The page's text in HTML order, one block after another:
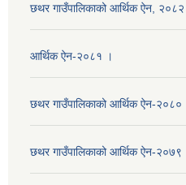
छथर गाउँपालिकाको आर्थिक ऐन,
आर्थिक ऐन-२०८१ ।
छथर गाउँपालिकाको आर्थिक ऐन-२०८०
छथर गाउँपालिकाको आर्थिक ऐन-२०७९